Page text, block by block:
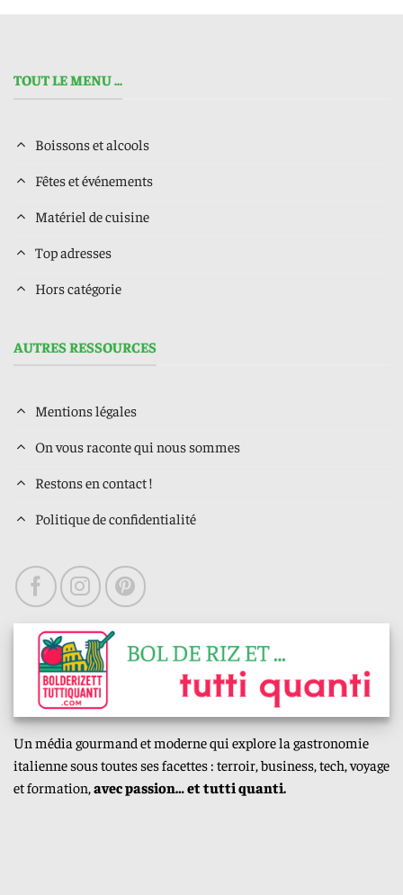
TOUT LE MENU ...
Boissons et alcools
Fêtes et événements
Matériel de cuisine
Top adresses
Hors catégorie
AUTRES RESSOURCES
Mentions légales
On vous raconte qui nous sommes
Restons en contact !
Politique de confidentialité
Un média gourmand et moderne qui explore la gastronomie
italienne sous toutes ses facettes : terroir, business, tech, voyage
et formation,avec passion… et tutti quanti.